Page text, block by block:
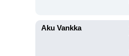
Aku Vankka